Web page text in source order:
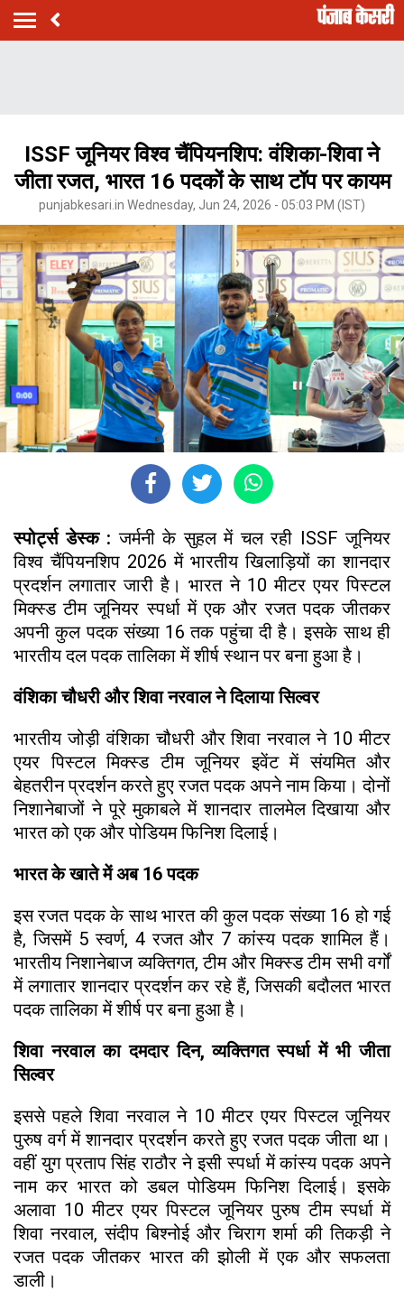
ISSF जूनियर विश्व चैंपियनशिप: वंशिका-शिवा ने
जीता रजत, भारत 16 पदकों के साथ टॉप पर कायम
punjabkesari.in Wednesday, Jun 24, 2026 - 05:03 PM (IST)
स्पोर्ट्स डेस्क : जर्मनी के सुहल में चल रही ISSF जूनियर
विश्व चैंपियनशिप 2026 में भारतीय खिलाड़ियों का शानदार
प्रदर्शन लगातार जारी है। भारत ने 10 मीटर एयर पिस्टल
मिक्स्ड टीम जूनियर स्पर्धा में एक और रजत पदक जीतकर
अपनी कुल पदक संख्या 16 तक पहुंचा दी है। इसके साथ ही
भारतीय दल पदक तालिका में शीर्ष स्थान पर बना हुआ है।
वंशिका चौधरी और शिवा नरवाल ने दिलाया सिल्वर
भारतीय जोड़ी वंशिका चौधरी और शिवा नरवाल ने 10 मीटर
एयर पिस्टल मिक्स्ड टीम जूनियर इवेंट में संयमित और
बेहतरीन प्रदर्शन करते हुए रजत पदक अपने नाम किया। दोनों
निशानेबाजों ने पूरे मुकाबले में शानदार तालमेल दिखाया और
भारत को एक और पोडियम फिनिश दिलाई।
भारत के खाते में अब 16 पदक
इस रजत पदक के साथ भारत की कुल पदक संख्या 16 हो गई
है, जिसमें 5 स्वर्ण, 4 रजत और 7 कांस्य पदक शामिल हैं।
भारतीय निशानेबाज व्यक्तिगत, टीम और मिक्स्ड टीम सभी वर्गों
में लगातार शानदार प्रदर्शन कर रहे हैं, जिसकी बदौलत भारत
पदक तालिका में शीर्ष पर बना हुआ है।
शिवा नरवाल का दमदार दिन, व्यक्तिगत स्पर्धा में भी जीता
सिल्वर
इससे पहले शिवा नरवाल ने 10 मीटर एयर पिस्टल जूनियर
पुरुष वर्ग में शानदार प्रदर्शन करते हुए रजत पदक जीता था।
वहीं युग प्रताप सिंह राठौर ने इसी स्पर्धा में कांस्य पदक अपने
नाम कर भारत को डबल पोडियम फिनिश दिलाई। इसके
अलावा 10 मीटर एयर पिस्टल जूनियर पुरुष टीम स्पर्धा में
शिवा नरवाल, संदीप बिश्नोई और चिराग शर्मा की तिकड़ी ने
रजत पदक जीतकर भारत की झोली में एक और सफलता
डाली।